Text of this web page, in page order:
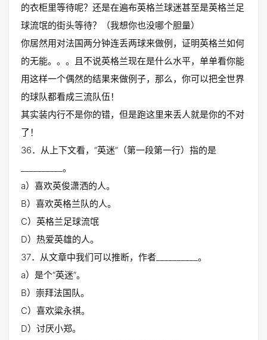
的衣柜里等待呢？还是在遍布英格兰球迷甚至是英格兰足
球流氓的街头等待？（我想你也没哪个胆量）
你居然用对法国两分钟连丢两球来做例，证明英格兰如何
的无能。。。且不说英格兰现在是什么水平，单单看你能
用这样一个偶然的结果来做例子，那么，你可以把全世界
的球队都看成三流队伍！
其实装内行不是你的错，但是跑这里来丢人就是你的不对
了！
36．从上下文看，“英迷”（第一段第一行）指的是
__________。
a）喜欢英俊潇洒的人。
B）喜欢英格兰队的人。
C）英格兰足球流氓
D）热爱英雄的人。
37．从文章中我们可以推断，作者__________。
a）是个“英迷”。
B）崇拜法国队。
C）喜欢粱永祺。
D）讨厌小郑。